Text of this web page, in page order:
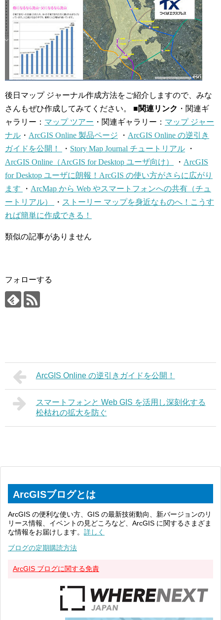
後日マップ ジャーナル作成方法をご紹介しますので、みな
さんもぜひ作成してみてください。
■関連リンク ・関連ギ
ャラリー： マップ ツアー ・関連ギャラリー： マップ ジャー
ナル ・ ArcGIS Online 製品ページ ・ ArcGIS Online の逆引き
ガイドを公開！
・ Story Map Journal チュートリアル
・
ArcGIS Online（ArcGIS for Desktop ユーザ向け）
・ ArcGIS
for Desktop ユーザに朗報！ArcGIS の使い方がさらに広がり
ます
・ ArcMap から Web やスマートフォンへの共有（チュ
ートリアル）
・ ストーリー マップを身近なものへ！こうす
れば簡単に作成できる！
類似の記事がありません
フォローする
ArcGIS Online の逆引きガイドを公開！
スマートフォンと Web GIS を活用し深刻化する
松枯れの拡大を防ぐ
ArcGISブログとは
ArcGIS の便利な使い方、GIS の最新技術動向、新バージョンのリ
リース情報、イベントの見どころなど、ArcGIS に関するさまざま
な情報をお届けします。 詳しく
ブログの定期購読方法
ArcGIS ブログに関する免責